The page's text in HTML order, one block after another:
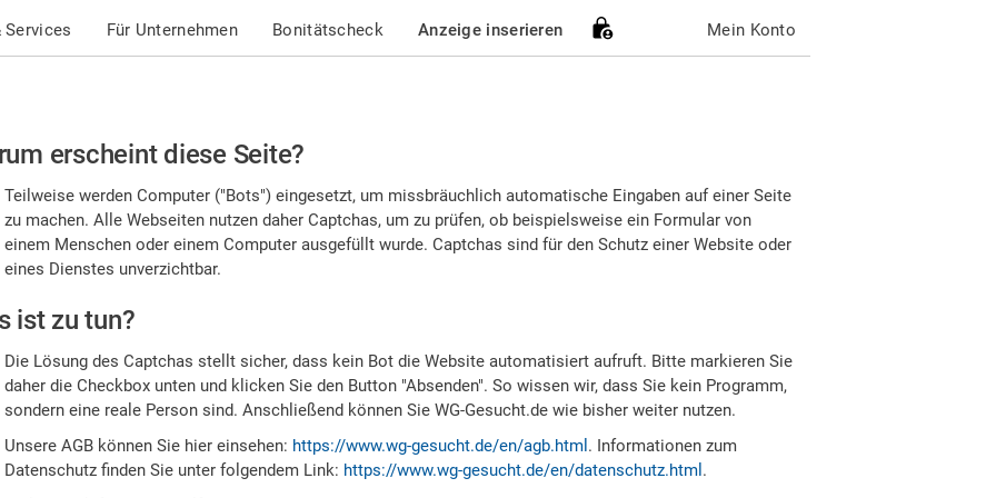
Services Für Unternehmen Bonitätscheck Anzeige inserieren Mein Konto
erscheint diese Seite?
Teilweise werden Computer ("Bots") eingesetzt, um missbräuchlich automatische Eingaben auf einer Seite
zu machen. Alle Webseiten nutzen daher Captchas, um zu prüfen, ob beispielsweise ein Formular von
einem Menschen oder einem Computer ausgefüllt wurde. Captchas sind für den Schutz einer Website oder
eines Dienstes unverzichtbar.
ist zu tun?
Die Lösung des Captchas stellt sicher, dass kein Bot die Website automatisiert aufruft. Bitte markieren Sie
daher die Checkbox unten und klicken Sie den Button "Absenden". So wissen wir, dass Sie kein Programm,
sondern eine reale Person sind. Anschließend können Sie WG-Gesucht.de wie bisher weiter nutzen.
Unsere AGB können Sie hier einsehen: https://www.wg-gesucht.de/en/agb.html . Informationen zum
Datenschutz finden Sie unter folgendem Link: https://www.wg-gesucht.de/en/datenschutz.html .